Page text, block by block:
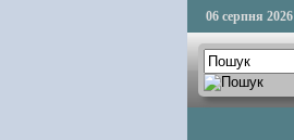
06 серпня 2026